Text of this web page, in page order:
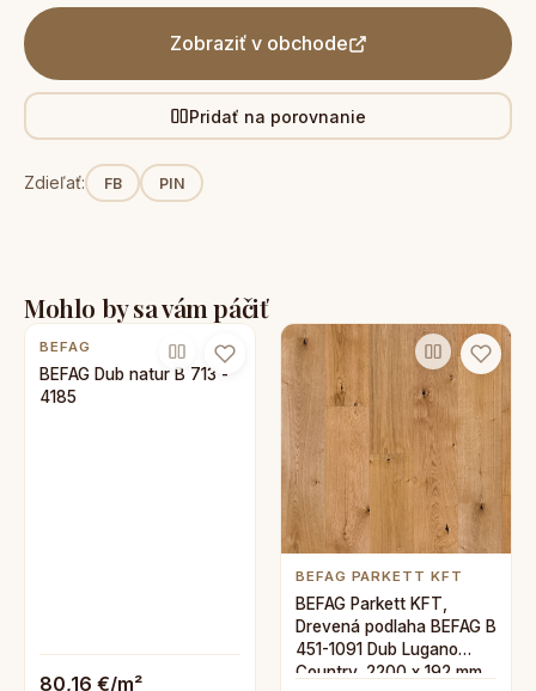
Zobraziť v obchode
Pridať na porovnanie
Zdieľať: FB PIN
Mohlo by sa vám páčiť
BEFAG
BEFAG Dub natur B 713 -
4185
80,16 €/m²
BEFAG PARKETT KFT
BEFAG Parkett KFT,
Drevená podlaha BEFAG B
451-1091 Dub Lugano
Country, 2200 x 192 mm